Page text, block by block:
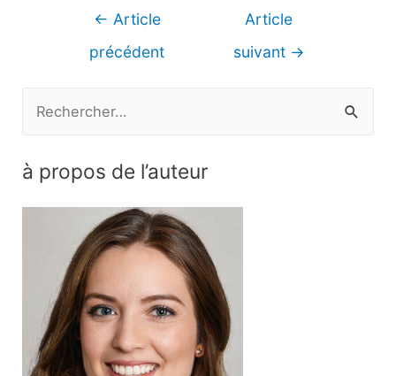
Navigation
← Article
précédent
Article
suivant →
h
à propos de l’auteur